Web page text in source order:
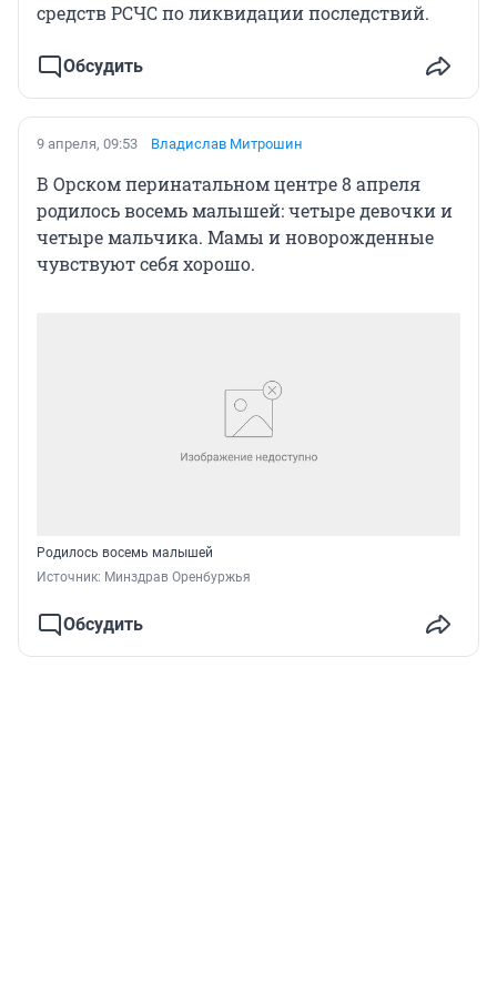
средств РСЧС по ликвидации последствий.
Обсудить
9 апреля, 09:53 Владислав Митрошин
В Орском перинатальном центре 8 апреля
родилось восемь малышей: четыре девочки и
четыре мальчика. Мамы и новорожденные
чувствуют себя хорошо.
Родилось восемь малышей
Источник: Минздрав Оренбуржья
Обсудить